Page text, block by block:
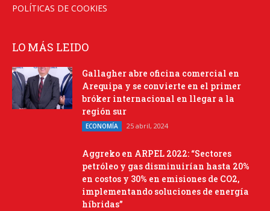
POLÍTICAS DE COOKIES
LO MÁS LEIDO
Gallagher abre oficina comercial en
Arequipa y se convierte en el primer
bróker internacional en llegar a la
región sur
ECONOMÍA 25 abril, 2024
Aggreko en ARPEL 2022: “Sectores
petróleo y gas disminuirían hasta 20%
en costos y 30% en emisiones de CO2,
implementando soluciones de energía
híbridas”